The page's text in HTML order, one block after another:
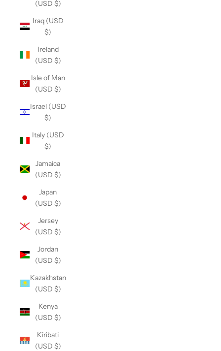
(USD $)
Iraq (USD
$)
Ireland
(USD $)
Isle of Man
(USD $)
Israel (USD
$)
Italy (USD
$)
Jamaica
(USD $)
Japan
(USD $)
Jersey
(USD $)
Jordan
(USD $)
Kazakhstan
(USD $)
Kenya
(USD $)
Kiribati
(USD $)